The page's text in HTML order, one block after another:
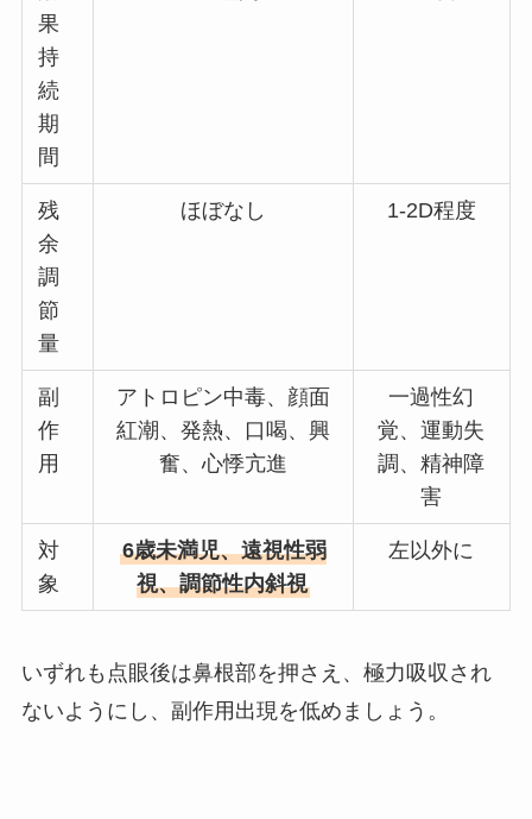
果
持
続
期
間
残
余
調
節
量
ほぼなし 1-2D程度
副
作
用
アトロピン中毒、顔面
紅潮、発熱、口喝、興
奮、心悸亢進
一過性幻
覚、運動失
調、精神障
害
対
象
6歳未満児、遠視性弱
視、調節性内斜視
左以外に
いずれも点眼後は鼻根部を押さえ、極力吸収され
ないようにし、副作用出現を低めましょう。